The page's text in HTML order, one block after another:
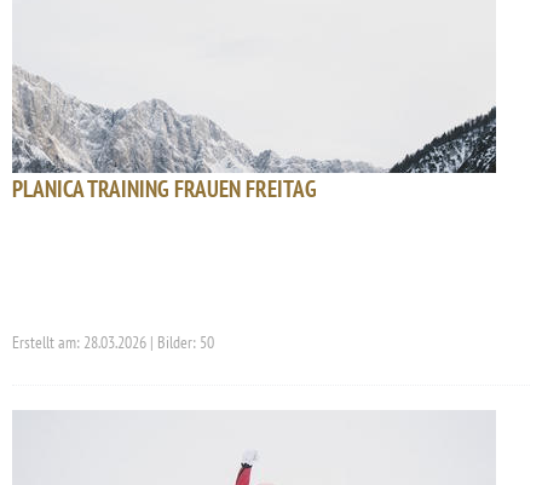
PLANICA TRAINING FRAUEN FREITAG
Erstellt am: 28.03.2026 | Bilder: 50